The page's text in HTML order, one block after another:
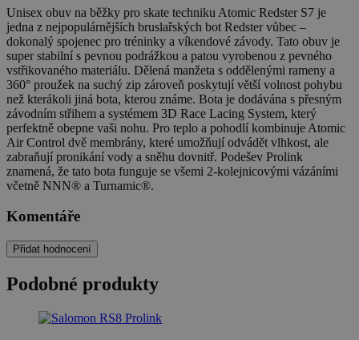
Unisex obuv na běžky pro skate techniku Atomic Redster S7 je
jedna z nejpopulárnějších bruslařských bot Redster vůbec –
dokonalý spojenec pro tréninky a víkendové závody. Tato obuv je
super stabilní s pevnou podrážkou a patou vyrobenou z pevného
vstřikovaného materiálu. Dělená manžeta s oddělenými rameny a
360° proužek na suchý zip zároveň poskytují větší volnost pohybu
než kterákoli jiná bota, kterou známe. Bota je dodávána s přesným
závodním střihem a systémem 3D Race Lacing System, který
perfektně obepne vaši nohu. Pro teplo a pohodlí kombinuje Atomic
Air Control dvě membrány, které umožňují odvádět vlhkost, ale
zabraňují pronikání vody a sněhu dovnitř. Podešev Prolink
znamená, že tato bota funguje se všemi 2-kolejnicovými vázáními
včetně NNN® a Turnamic®.
Komentáře
Přidat hodnocení
Podobné produkty